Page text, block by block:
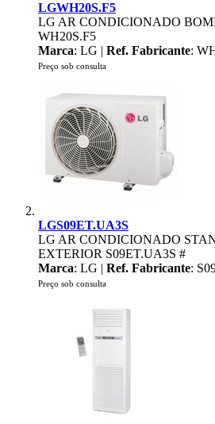
LGWH20S.F5
LG AR CONDICIONADO
WH20S.F5
Marca: LG | Ref. Fabricante:
Preço sob consulta
LGS09ET.UA3S
LG AR CONDICIONADO
EXTERIOR S09ET.UA3S #
Marca: LG | Ref. Fabricante:
Preço sob consulta